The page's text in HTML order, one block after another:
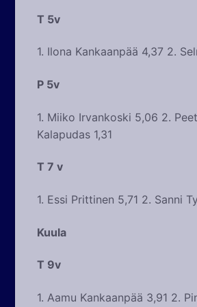
T 5v
1. Ilona Kankaanpää 4,37 2.
P 5v
1. Miiko Irvankoski 5,06 2.
Kalapudas 1,31
T 7 v
1. Essi Prittinen 5,71 2. Sanni
Kuula
T 9v
1. Aamu Kankaanpää 3,91 2.